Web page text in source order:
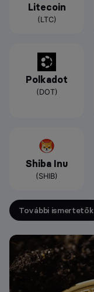
Litecoin
(LTC)
Polkadot
(DOT)
Shiba Inu
(SHIB)
További ismertetők